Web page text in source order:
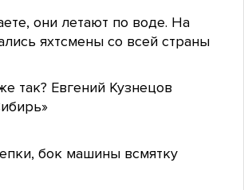
они летают по воде. На
яхтсмены со всей страны
так? Евгений Кузнецов
бок машины всмятку